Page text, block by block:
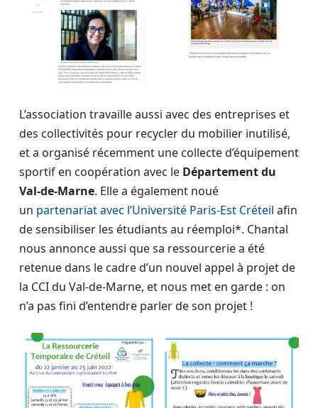
L’association travaille aussi avec des entreprises et
des collectivités pour recycler du mobilier inutilisé,
et a organisé récemment une collecte d’équipement
sportif en coopération avec le Département du
Val-de-Marne. Elle a également noué
un partenariat avec l’Université Paris-Est Créteil afin
de sensibiliser les étudiants au réemploi*. Chantal
nous annonce aussi que sa ressourcerie a été
retenue dans le cadre d’un nouvel appel à projet de
la CCI du Val-de-Marne, et nous met en garde : on
n’a pas fini d’entendre parler de son projet !